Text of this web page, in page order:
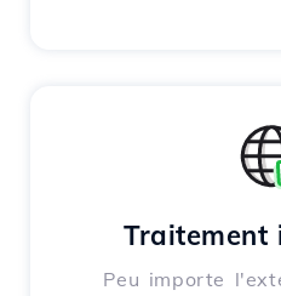
Traitement
Peu importe